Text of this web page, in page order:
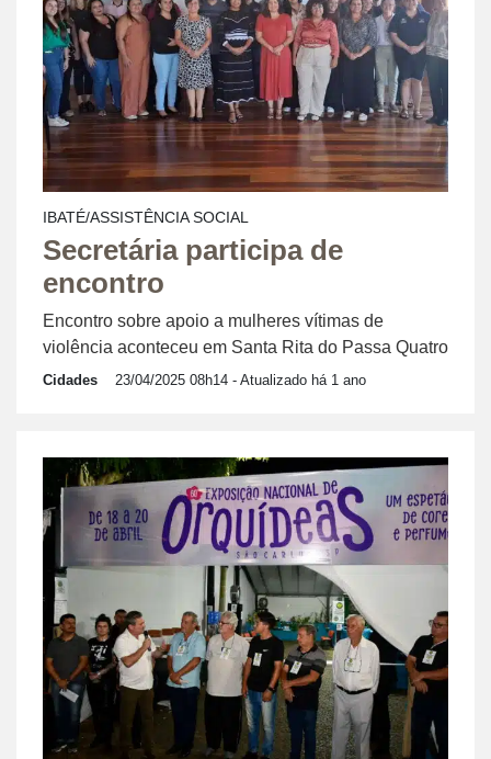
IBATÉ/ASSISTÊNCIA SOCIAL
Secretária participa de
encontro
Encontro sobre apoio a mulheres vítimas de
violência aconteceu em Santa Rita do Passa Quatro
Cidades 23/04/2025 08h14 - Atualizado há 1 ano